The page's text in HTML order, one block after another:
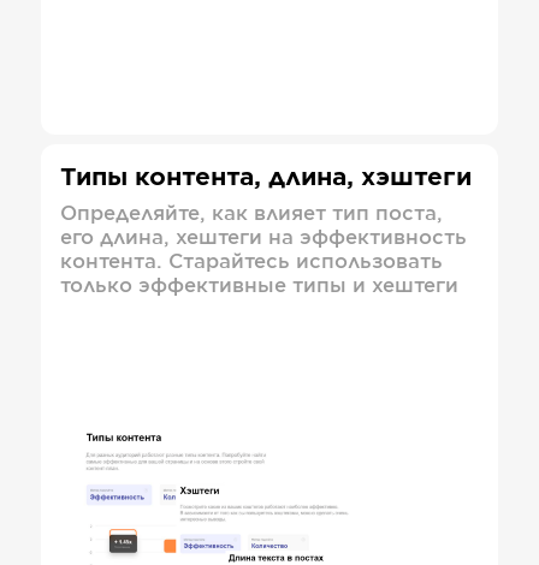
Типы контента, длина, хэштеги
Определяйте, как влияет тип поста,
его длина, хештеги на эффективность
контента. Старайтесь использовать
только эффективные типы и хештеги